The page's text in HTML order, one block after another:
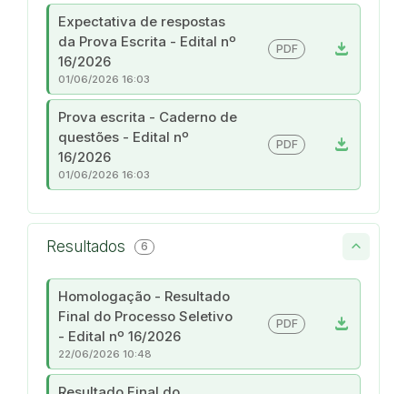
Expectativa de respostas
da Prova Escrita - Edital nº
16/2026
download
PDF
01/06/2026 16:03
Prova escrita - Caderno de
questões - Edital nº
16/2026
download
PDF
01/06/2026 16:03
Resultados 6
Homologação - Resultado
Final do Processo Seletivo
- Edital nº 16/2026
download
PDF
22/06/2026 10:48